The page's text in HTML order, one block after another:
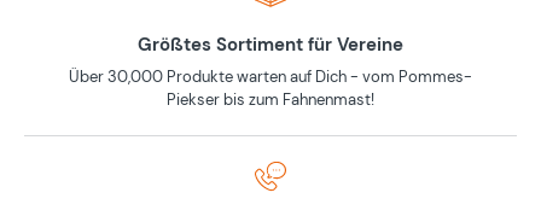
Größtes Sortiment für Vereine
Über 30,000 Produkte warten auf Dich - vom Pommes-
Piekser bis zum Fahnenmast!